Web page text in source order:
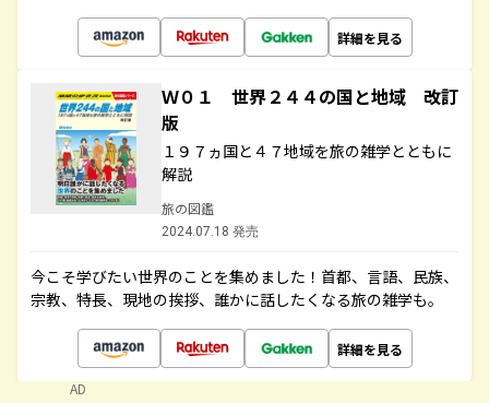
詳細を見る
Ｗ０１ 世界２４４の国と地域 改訂
版
１９７ヵ国と４７地域を旅の雑学とともに
解説
旅の図鑑
2024.07.18 発売
今こそ学びたい世界のことを集めました！首都、言語、民族、
宗教、特長、現地の挨拶、誰かに話したくなる旅の雑学も。
詳細を見る
AD